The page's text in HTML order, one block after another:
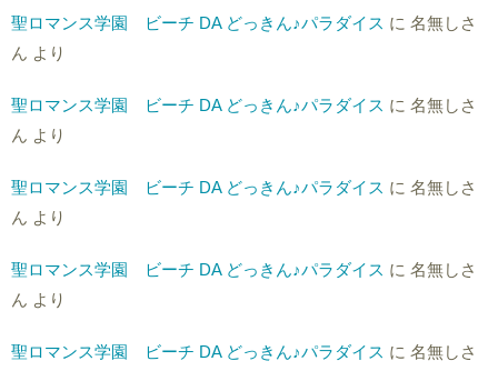
聖ロマンス学園 ビーチ DA どっきん♪パラダイス に 名無しさ
ん より
聖ロマンス学園 ビーチ DA どっきん♪パラダイス に 名無しさ
ん より
聖ロマンス学園 ビーチ DA どっきん♪パラダイス に 名無しさ
ん より
聖ロマンス学園 ビーチ DA どっきん♪パラダイス に 名無しさ
ん より
聖ロマンス学園 ビーチ DA どっきん♪パラダイス に 名無しさ